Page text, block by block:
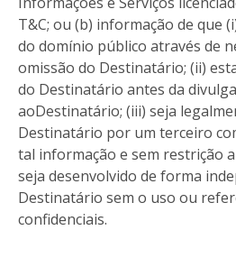
T&C; ou (b) informação de que
do domínio público através de
omissão do Destinatário; (ii)
do Destinatário antes da
aoDestinatário; (iii) seja
Destinatário por um terceiro
tal informação e sem restrição
seja desenvolvido de forma
Destinatário sem o uso ou
confidenciais.